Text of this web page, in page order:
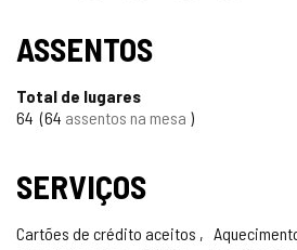
de
meus
SELO
TURISMO
CONFIÁVEL
LE
ASSENTOS
Total de lugares
64 64 assentos na mesa
SERVIÇOS
Cartões de crédito aceitos